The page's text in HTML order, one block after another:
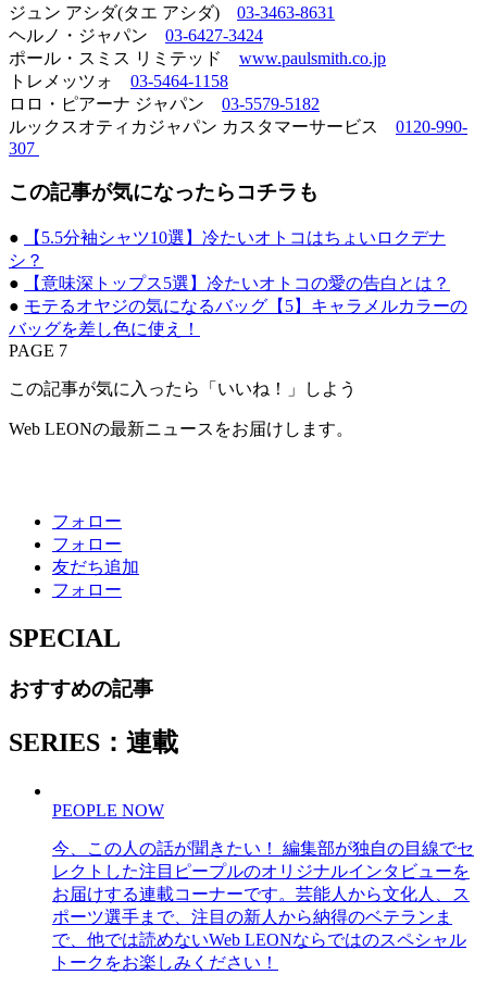
ジュン アシダ(タエ アシダ) 03-3463-8631
ヘルノ・ジャパン 03-6427-3424
ポール・スミス リミテッド www.paulsmith.co.jp
トレメッツォ 03-5464-1158
ロロ・ピアーナ ジャパン 03-5579-5182
ルックスオティカジャパン カスタマーサービス 0120-990-
307
この記事が気になったらコチラも
●
【5.5分袖シャツ10選】冷たいオトコはちょいロクデナ
シ？
●
【意味深トップス5選】冷たいオトコの愛の告白とは？
● モテるオヤジの気になるバッグ【5】キャラメルカラーの
バッグを差し色に使え！
PAGE 7
この記事が気に入ったら「いいね！」しよう
Web LEONの最新ニュースをお届けします。
フォロー
フォロー
友だち追加
フォロー
SPECIAL
おすすめの記事
SERIES：連載
PEOPLE NOW
今、この人の話が聞きたい！ 編集部が独自の目線でセ
レクトした注目ピープルのオリジナルインタビューを
お届けする連載コーナーです。芸能人から文化人、ス
ポーツ選手まで、注目の新人から納得のベテランま
で、他では読めないWeb LEONならではのスペシャル
トークをお楽しみください！